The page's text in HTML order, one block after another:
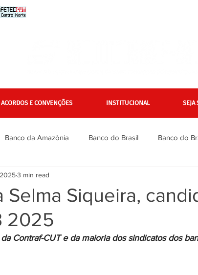
ACORDOS E CONVENÇÕES INSTITUCIONAL SEJA
Banco da Amazônia Banco do Brasil Banco do
Bradesco
Financiários
Selma Siqueira,
2025
3 min read
Contraf-CUT e da maioria dos sindicatos dos